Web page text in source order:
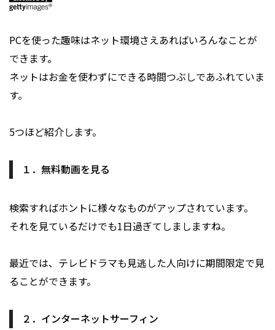
PCを使った趣味はネット環境さえあればいろんなことが
できます。
ネットはお金を使わずにできる時間つぶしであふれていま
す。
5つほど紹介します。
１．無料動画を見る
検索すればホントに様々なものがアップされています。
それを見ているだけでも1日過ぎてしましますね。
最近では、テレビドラマも見逃した人向けに期間限定で見
ることができます。
２．インターネットサーフィン